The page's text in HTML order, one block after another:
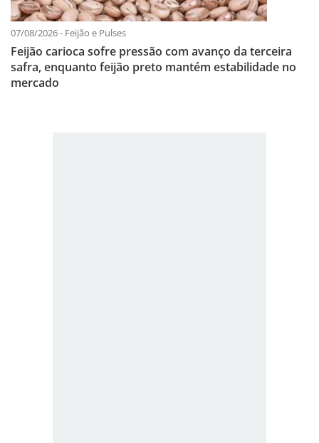
07/08/2026 - Feijão e Pulses
Feijão carioca sofre pressão com avanço da terceira
safra, enquanto feijão preto mantém estabilidade no
mercado